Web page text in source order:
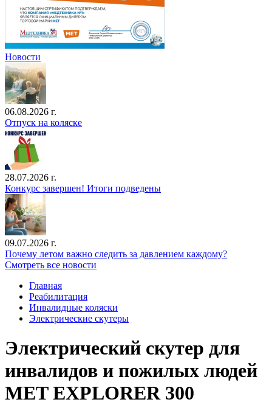
Новости
06.08.2026 г.
Отпуск на коляске
28.07.2026 г.
Конкурс завершен! Итоги подведены
09.07.2026 г.
Почему летом важно следить за давлением каждому?
Смотреть все новости
Главная
Реабилитация
Инвалидные коляски
Электрические скутеры
Электрический скутер для
инвалидов и пожилых людей
MET EXPLORER 300